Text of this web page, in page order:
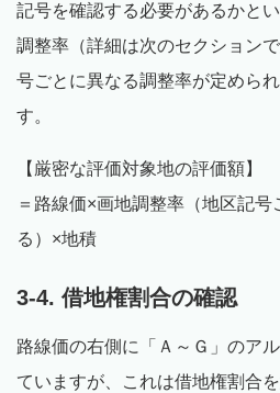
記号を確認する必要があるかと
調整率（詳細は次のセクション
号ごとに異なる調整率が定めら
す。
【厳密な評価対象地の評価額】
＝路線価×画地調整率（地区記
る）×地積
3-4. 借地権割合の確認
路線価の右側に「Ａ～Ｇ」のア
ていますが、これは借地権割合